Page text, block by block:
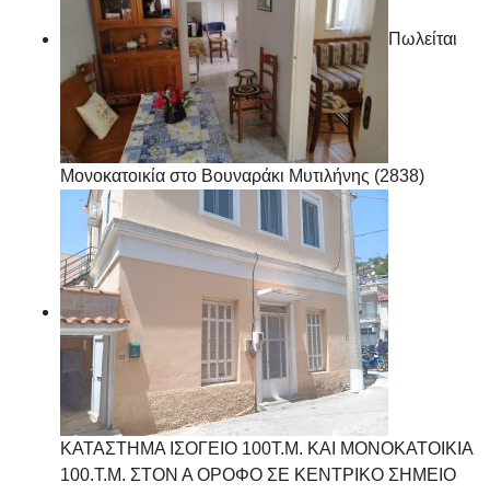
Πωλείται
Μονοκατοικία στο Βουναράκι Μυτιλήνης (2838)
ΚΑΤΑΣΤΗΜΑ ΙΣΟΓΕΙΟ 100Τ.Μ. ΚΑΙ ΜΟΝΟΚΑΤΟΙΚΙΑ
100.Τ.Μ. ΣΤΟΝ Α ΟΡΟΦΟ ΣΕ ΚΕΝΤΡΙΚΟ ΣΗΜΕΙΟ